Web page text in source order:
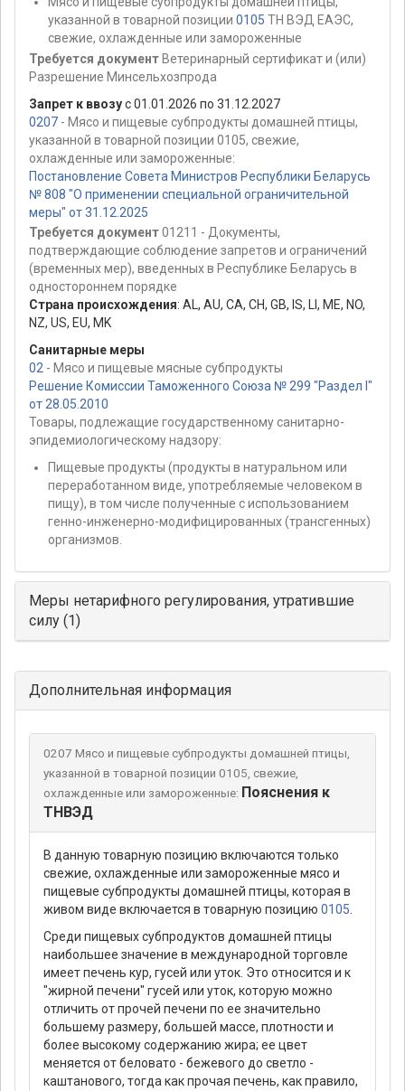
указанной в товарной позиции 0105 ТН ВЭД ЕАЭС,
свежие, охлажденные или замороженные
Требуется документ Ветеринарный сертификат и (или)
Разрешение Минсельхозпрода
Запрет к ввозус 01.01.2026 по 31.12.2027
0207 - Мясо и пищевые субпродукты домашней птицы,
указанной в товарной позиции 0105, свежие,
охлажденные или замороженные:
Постановление Совета Министров Республики Беларусь
№ 808 "О применении специальной ограничительной
меры" от 31.12.2025
Требуется документ01211 - Документы,
подтверждающие соблюдение запретов и ограничений
(временных мер), введенных в Республике Беларусь в
одностороннем порядке
Страна происхождения: AL , AU, CA, CH, GB, IS, , ME, NO,
NZ, US, EU, MK
Санитарные меры
02 - Мясо и пищевые мясные субпродукты
Решение Комиссии Таможенного Союза № 299 "Раздел I"
от 28.05.2010
Товары, подлежащие государственному санитарно-
эпидемиологическому надзору:
Пищевые продукты (продукты в натуральном или
переработанном виде, употребляемые человеком в
пищу), в том числе полученные с использованием
генно-инженерно-модифицированных (трансгенных)
организмов.
Меры нетарифного регулирования, утратившие
силу (1)
Дополнительная информация
0207 Мясо и пищевые субпродукты домашней птицы,
указанной в товарной позиции 0105, свежие,
охлажденные или замороженные: Пояснения к
ТНВЭД
В данную товарную позицию включаются только
свежие, охлажденные или замороженные мясо и
пищевые субпродукты домашней птицы, которая в
живом виде включается в товарную позицию 0105
Среди пищевых субпродуктов домашней птицы
наибольшее значение в международной торговле
имеет печень кур, гусей или уток. Это относится и к
"жирной печени" гусей или уток, которую можно
отличить от прочей печени по ее значительно
большему размеру, большей массе, плотности и
более высокому содержанию жира; ее цвет
меняется от беловато - бежевого до светло -
каштанового, тогда как прочая печень, как правило,